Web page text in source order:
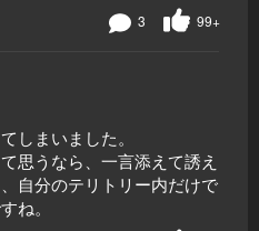
99+
3
しまいました。
思うなら、一言添えて誘え
自分のテリトリー内だけで
ね。